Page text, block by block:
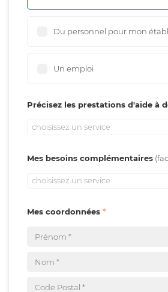
Du personnel pour mon
Un emploi
Précisez les prestations d'aide à
choisissez un service
Mes besoins complémentaires
choisissez un service
Mes coordonnées